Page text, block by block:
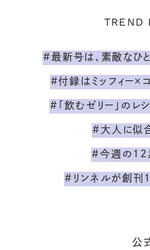
TREND
#最新号は、素敵なひ
#付録はミッフィー×
#「飲むゼリー」のレ
#大人に似
#今週の12
#リンネルが創刊
公